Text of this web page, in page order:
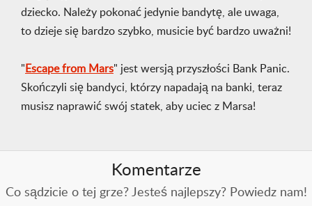
dziecko. Należy pokonać jedynie bandytę, ale uwaga,
to dzieje się bardzo szybko, musicie być bardzo uważni!
" Escape from Mars" jest wersją przyszłości Bank Panic.
Skończyli się bandyci, którzy napadają na banki, teraz
musisz naprawić swój statek, aby uciec z Marsa!
Komentarze
Co sądzicie o tej grze? Jesteś najlepszy? Powiedz nam!